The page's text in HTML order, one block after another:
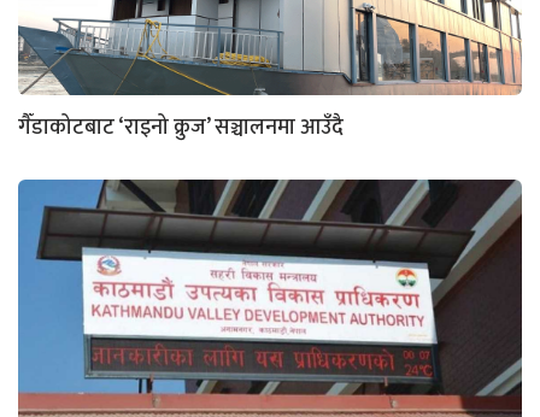
गैँडाकोटबाट ‘राइनो क्रुज’ सञ्चालनमा आउँदै